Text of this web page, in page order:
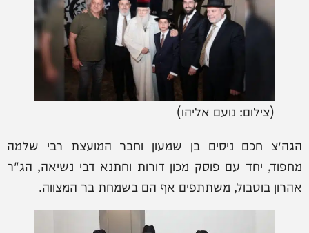
(צילום: נועם אליהו)
הגה״צ חכם ניסים בן שמעון וחבר המועצת רבי שלמה
מחפוד, יחד עם פוסק מכון דורות וחתנא דבי נשיאה, הג"ר
אהרון בוטבול, משתתפים אף הם בשמחת בר המצווה.